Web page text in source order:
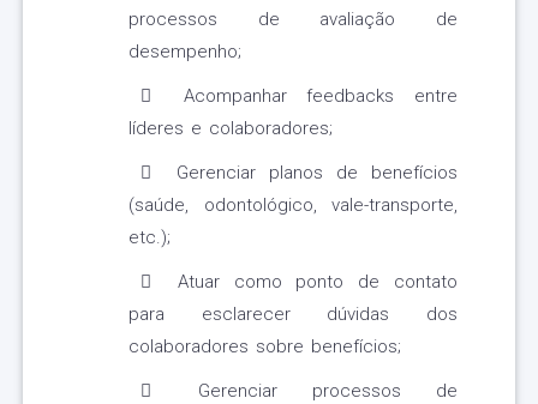
processos de avaliação de
desempenho;
Acompanhar feedbacks entre
líderes e colaboradores;
Gerenciar planos de benefícios
(saúde, odontológico, vale-transporte,
etc.);
Atuar como ponto de contato
para esclarecer dúvidas dos
colaboradores sobre benefícios;
Gerenciar processos de